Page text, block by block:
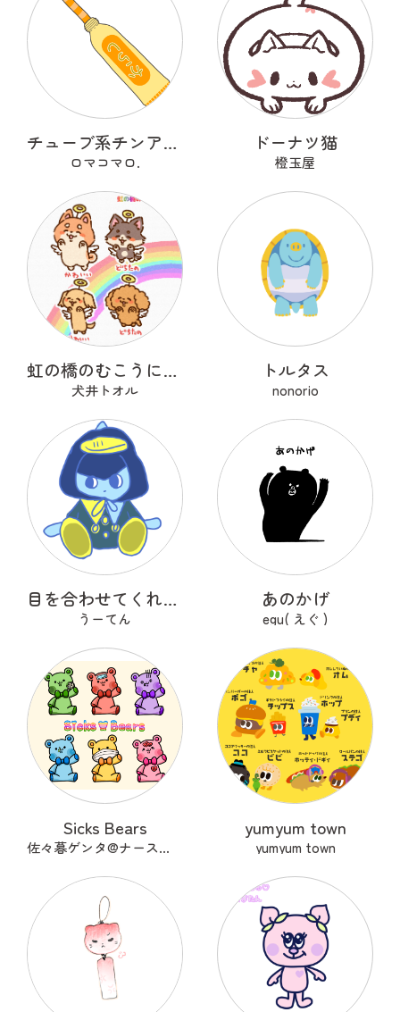
チューブ系チンアナゴ
ロマコマロ.
ドーナツ猫
橙玉屋
虹の橋のむこうにいるうちのこ
犬井トオル
トルタス
nonorio
目を合わせてくれないコバンザメちゃん
うーてん
あのかげ
egu( えぐ )
Sicks Bears
佐々暮ゲンタ@ナース兼描き
yumyum town
yumyum town